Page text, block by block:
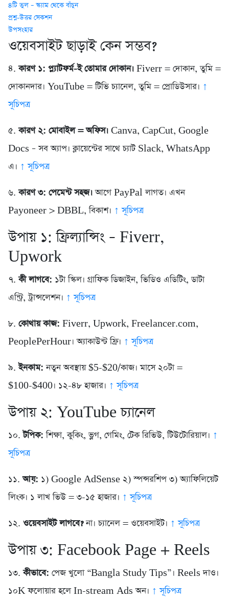
৪টি ভুল – স্ক্যাম থেকে বাঁচুন
প্রশ্ন-উত্তর সেকশন
উপসংহার
ওয়েবসাইট ছাড়াই কেন সম্ভব?
৪.কারণ ১: প্ল্যাটফর্ম-ই তোমার দোকান। Fiverr = দোকান, তুমি =
দোকানদার। YouTube = টিভি চ্যানেল, তুমি = প্রোডিউসার। ↑
সূচিপত্র
৫.কারণ ২: মোবাইল = অফিস। Canva, CapCut, Google
Docs – সব অ্যাপ। ক্লায়েন্টের সাথে চ্যাট Slack, WhatsApp
এ। ↑ সূচিপত্র
৬.কারণ ৩: পেমেন্ট সহজ।আগে PayPal লাগত। এখন
Payoneer > DBBL, বিকাশ। ↑ সূচিপত্র
উপায় ১: ফ্রিল্যান্সিং – Fiverr,
Upwork
৭.কী লাগবে: ১টা স্কিল। গ্রাফিক ডিজাইন, ভিডিও এডিটিং, ডাটা
এন্ট্রি, ট্রান্সলেশন। ↑ সূচিপত্র
৮. কোথায় কাজ: Fiverr, Upwork, Freelancer.com,
PeoplePerHour। অ্যাকাউন্ট ফ্রি। ↑ সূচিপত্র
৯.ইনকাম: নতুন অবস্থায় $5-$20/কাজ। মাসে ২০টা =
$100-$400। ১২-৪৮ হাজার। ↑ সূচিপত্র
উপায় ২: YouTube চ্যানেল
১০.টপিক: শিক্ষা, কুকিং, ভ্লগ, গেমিং, টেক রিভিউ, টিউটোরিয়াল। ↑
সূচিপত্র
১১.আয়: ১) Google AdSense ২) স্পন্সরশিপ ৩) অ্যাফিলিয়েট
লিংক। ১ লাখ ভিউ = ৩-১৫ হাজার। ↑ সূচিপত্র
১২. ওয়েবসাইট লাগবে?না। চ্যানেল = ওয়েবসাইট। ↑ সূচিপত্র
উপায় ৩: Facebook Page + Reels
১৩.কীভাবে: পেজ খুলো “Bangla Study Tips”। Reels দাও।
১০K ফলোয়ার হলে In-stream Ads অন। ↑ সূচিপত্র